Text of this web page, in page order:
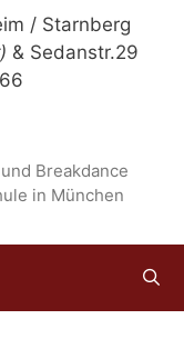
/ Starnberg
& Sedanstr.29
Breakdance
in München